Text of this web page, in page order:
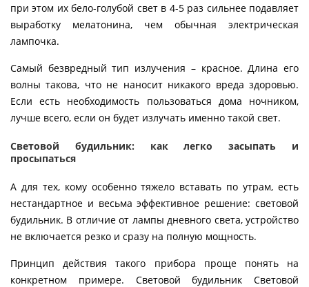
при этом их бело-голубой свет в 4-5 раз сильнее подавляет
выработку мелатонина, чем обычная электрическая
лампочка.
Самый безвредный тип излучения – красное. Длина его
волны такова, что не наносит никакого вреда здоровью.
Если есть необходимость пользоваться дома ночником,
лучше всего, если он будет излучать именно такой свет.
Световой будильник: как легко засыпать и
просыпаться
А для тех, кому особенно тяжело вставать по утрам, есть
нестандартное и весьма эффективное решение: световой
будильник. В отличие от лампы дневного света, устройство
не включается резко и сразу на полную мощность.
Принцип действия такого прибора проще понять на
конкретном примере. Световой будильник Световой